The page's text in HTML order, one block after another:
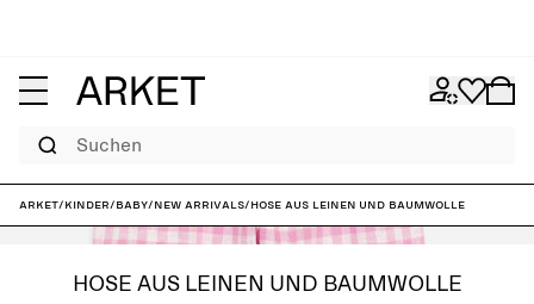
Suchen
ARKET/Kinder/Baby/New arrivals/Hose aus Leinen und Baumwolle
HOSE AUS LEINEN UND BAUMWOLLE